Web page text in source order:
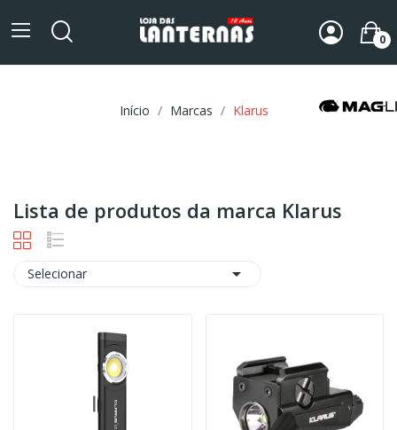
0
Início Marcas Klarus
Lista de produtos da marca Klarus
Selecionar 